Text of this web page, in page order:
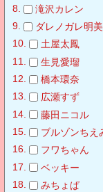
滝沢カレン
ダレノガレ明美
土屋太鳳
生見愛瑠
橋本環奈
広瀬すず
藤田ニコル
ブルゾンちえ
フワちゃん
ベッキー
みちょぱ